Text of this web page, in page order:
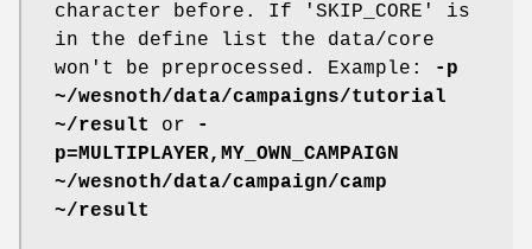
character before. If 'SKIP_CORE' is
in the define list the data/core
won't be preprocessed. Example:
-p
~/wesnoth/data/campaigns/tutorial
~/result
or
-
p=MULTIPLAYER,MY_OWN_CAMPAIGN
~/wesnoth/data/campaign/camp
~/result